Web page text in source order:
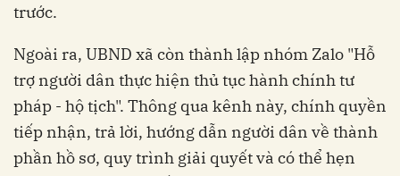
trước.
Ngoài ra, UBND xã còn thành lập nhóm Zalo "Hỗ
trợ người dân thực hiện thủ tục hành chính tư
pháp - hộ tịch". Thông qua kênh này, chính quyền
tiếp nhận, trả lời, hướng dẫn người dân về thành
phần hồ sơ, quy trình giải quyết và có thể hẹn